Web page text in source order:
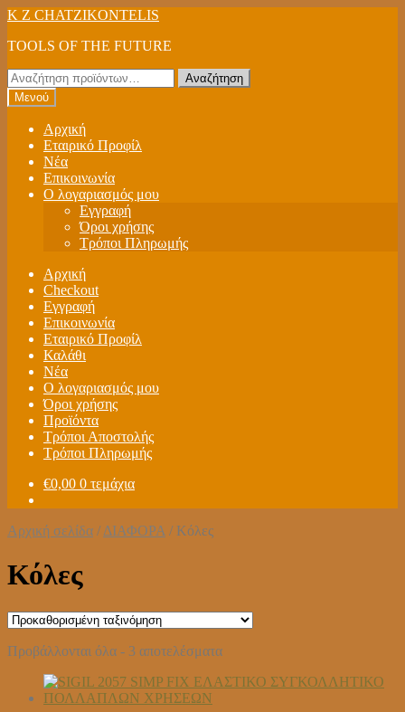
Απευθείας
στην
Μετάβαση
περιεχόμενο
K Z CHATZIKONTELIS
TOOLS OF THE FUTURE
Αναζήτηση
για:
Αναζήτηση
Μενού
Αρχική
Εταιρικό Προφίλ
Νέα
Επικοινωνία
Ο λογαριασμός μου
Εγγραφή
Όροι χρήσης
Τρόποι Πληρωμής
Αρχική
Checkout
Εγγραφή
Επικοινωνία
Εταιρικό Προφίλ
Καλάθι
Νέα
Ο λογαριασμός μου
Όροι χρήσης
Προϊόντα
Τρόποι Αποστολής
Τρόποι Πληρωμής
€0,00 0 τεμάχια
Αρχική σελίδα / ΔΙΑΦΟΡΑ / Κόλες
Κόλες
Προβάλλονται όλα - 3 αποτελέσματα